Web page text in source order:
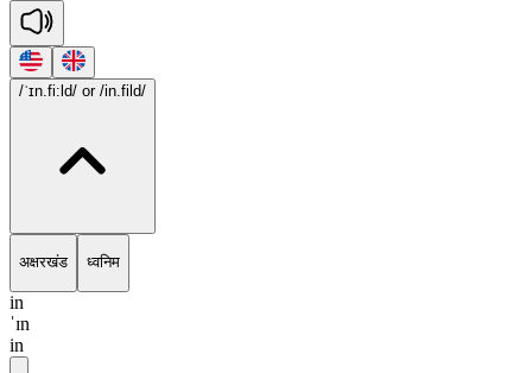
/ˈɪn.fi:ld/ or /in.fild/
अक्षरखंड ध्वनिम
in
ˈɪn
in